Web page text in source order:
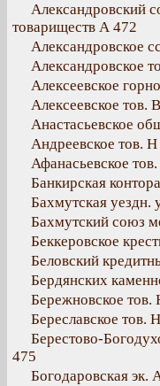
Александровский
товариществ А 472
Александровское
Александровское
Алексеевское
Алексеевское тов.
Анастасьевское
Андреевское тов.
Афанасьевское
Банкирская
Бахмутская уездн.
Бахмутский союз
Беккеровское
Беловский
Бердянских
Бережновское тов.
Береславское тов.
Берестово-
475
Богодаровская эк.